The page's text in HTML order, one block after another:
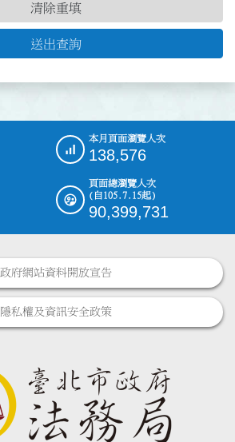
送出查詢
清除重填
本月頁面瀏覽人次
138,576
頁面總瀏覽人次
(自105.7.15起)
90,399,731
政府網站資料開放宣告
隱私權及資訊安全政策